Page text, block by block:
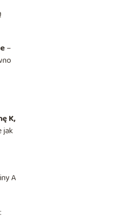
–
K,
jak
A